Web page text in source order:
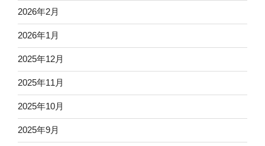
2026年2月
2026年1月
2025年12月
2025年11月
2025年10月
2025年9月